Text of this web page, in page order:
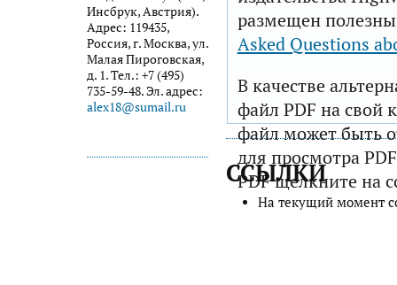
Инсбрук, Австрия).
Адрес: 119435,
Россия, г. Москва, ул.
Малая Пироговская,
д. 1. Тел.: +7 (495)
735-59-48. Эл. адрес:
alex18@sumail.ru
размещен
Asked Questions
В качестве
файл PDF на свой
файл может быть
для просмотра
PDF щелкните на
ССЫЛКИ
На текущий момент